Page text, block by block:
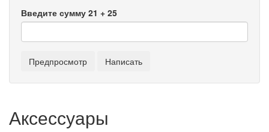
Введите сумму 21 + 25
Аксессуары